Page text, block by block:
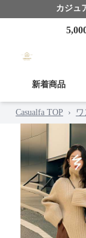
カジュ
新着商品
Casualfa TOP ›